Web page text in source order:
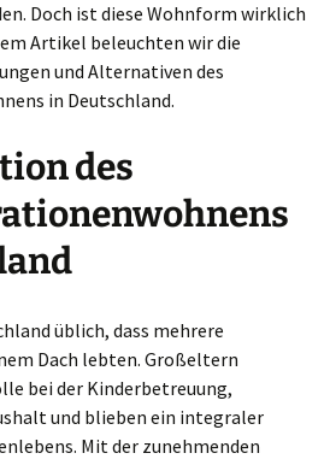
Doch ist diese Wohnform wirklich
Artikel beleuchten wir die
und Alternativen des
in Deutschland.
des
üblich, dass mehrere
Dach lebten. Großeltern
bei der Kinderbetreuung,
und blieben ein integraler
Mit der zunehmenden